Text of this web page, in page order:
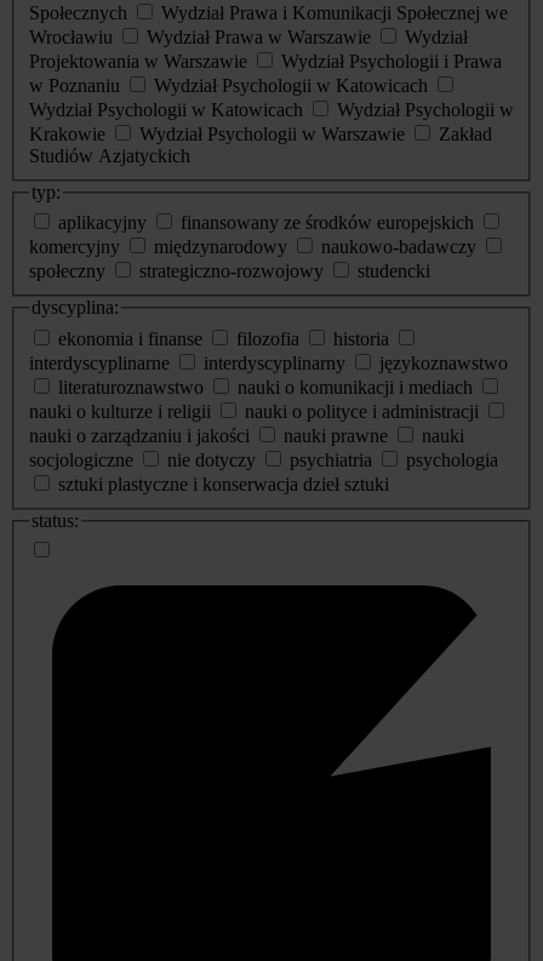
Społecznych
Wydział Prawa i Komunikacji Społecznej we
Wrocławiu
Wydział Prawa w Warszawie
Wydział
Projektowania w Warszawie
Wydział Psychologii i Prawa
w Poznaniu
Wydział Psychologii w Katowicach
Wydział Psychologii w Katowicach
Wydział Psychologii w
Krakowie
Wydział Psychologii w Warszawie
Zakład
Studiów Azjatyckich
typ:
aplikacyjny
finansowany ze środków europejskich
komercyjny
międzynarodowy
naukowo-badawczy
społeczny
strategiczno-rozwojowy
studencki
dyscyplina:
ekonomia i finanse
filozofia
historia
interdyscyplinarne
interdyscyplinarny
językoznawstwo
literaturoznawstwo
nauki o komunikacji i mediach
nauki o kulturze i religii
nauki o polityce i administracji
nauki o zarządzaniu i jakości
nauki prawne
nauki
socjologiczne
nie dotyczy psychiatria
psychologia
sztuki plastyczne i konserwacja dzieł sztuki
status: